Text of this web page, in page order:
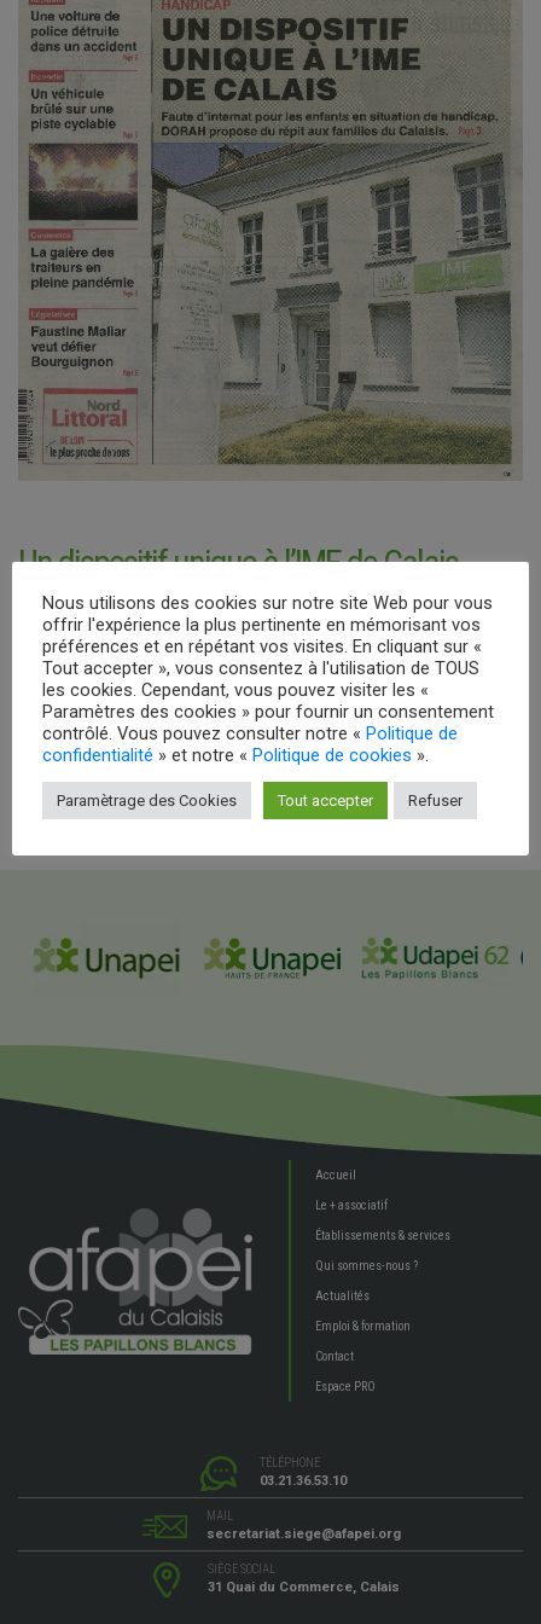
Un dispositif unique à l’IME de Calais
(Extrait du journal Nord Littoral. 24-09-
2020)
Documentation
Accueil
Le + associatif
Établissements & services
Qui sommes-nous ?
Actualités
Emploi & formation
Contact
Espace PRO
TÉLÉPHONE
03.21.36.53.10
MAIL
secretariat.siege@afapei.org
SIÈGE SOCIAL
31 Quai du Commerce, Calais
Nous utilisons des cookies sur notre site Web pour vous
offrir l'expérience la plus pertinente en mémorisant vos
préférences et en répétant vos visites. En cliquant sur «
Tout accepter », vous consentez à l'utilisation de TOUS
les cookies. Cependant, vous pouvez visiter les «
Paramètres des cookies » pour fournir un consentement
contrôlé. Vous pouvez consulter notre « Politique de
confidentialité » et notre « Politique de cookies ».
Paramètrage des Cookies Tout accepter Refuser